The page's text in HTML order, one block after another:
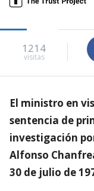
1214
visitas
El ministro en
sentencia de
investigación
Alfonso
30 de julio de